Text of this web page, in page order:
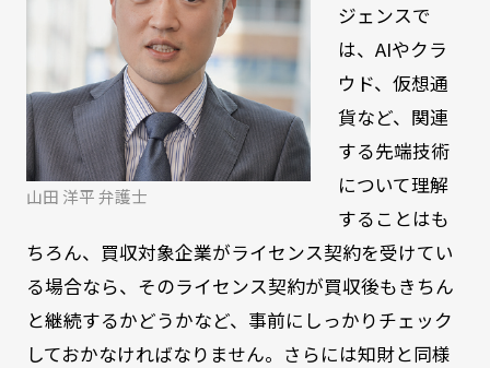
山田 洋平 弁護士
ジェンスで
は、AIやクラ
ウド、仮想通
貨など、関連
する先端技術
について理解
することはも
ちろん、買収対象企業がライセンス契約を受けてい
る場合なら、そのライセンス契約が買収後もきちん
と継続するかどうかなど、事前にしっかりチェック
しておかなければなりません。さらには知財と同様